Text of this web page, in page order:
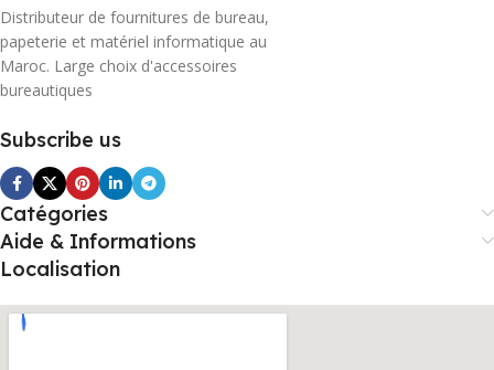
Distributeur de fournitures de bureau,
papeterie et matériel informatique au
Maroc. Large choix d'accessoires
bureautiques
Subscribe us
Catégories
Aide & Informations
Localisation